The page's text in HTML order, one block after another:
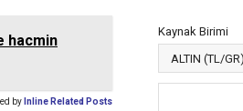
hacmin
by Inline Related Posts
Kaynak Birimi